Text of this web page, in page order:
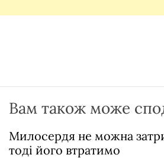
Вам також може
Милосердя не можна
тоді його втратимо